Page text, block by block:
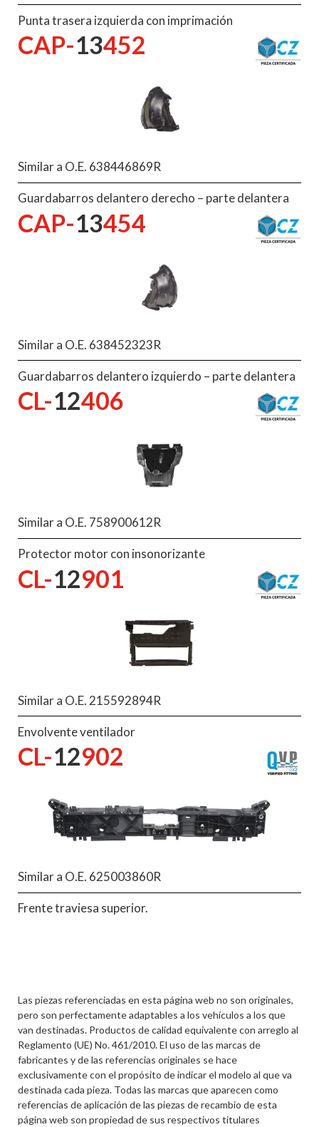
Punta trasera izquierda con imprimación
CAP-13452
Similar a O.E. 638446869R
Guardabarros delantero derecho – parte delantera
CAP-13454
Similar a O.E. 638452323R
Guardabarros delantero izquierdo – parte delantera
CL-12406
Similar a O.E. 758900612R
Protector motor con insonorizante
CL-12901
Similar a O.E. 215592894R
Envolvente ventilador
CL-12902
Similar a O.E. 625003860R
Frente traviesa superior.
Las piezas referenciadas en esta página web no son originales,
pero son perfectamente adaptables a los vehículos a los que
van destinadas. Productos de calidad equivalente con arreglo al
Reglamento (UE) No. 461/2010. El uso de las marcas de
fabricantes y de las referencias originales se hace
exclusivamente con el propósito de indicar el modelo al que va
destinada cada pieza. Todas las marcas que aparecen como
referencias de aplicación de las piezas de recambio de esta
página web son propiedad de sus respectivos titulares